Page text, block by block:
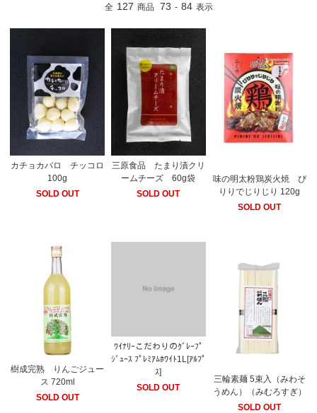
全 127 商品 73 - 84 表示
カチョカバロ チッコロ
100g
SOLD OUT
三原食品 たまり漬クリ
ームチーズ 60g袋
SOLD OUT
味の明太粉鶏炭火焼 ぴ
りりでじりじり 120g
SOLD OUT
樹成完熟 りんごジュー
ス 720ml
SOLD OUT
ﾜｲﾅﾘｰこだわりのｸﾞﾚｰﾌﾟ
ｼﾞｭｰｽ ﾌﾟﾚﾐｱﾑﾎﾜｲﾄ1L[ｱﾙﾌﾟ
ｽ]
SOLD OUT
三輪素麺 5束入（みわそ
うめん）（みむろすぎ）
SOLD OUT